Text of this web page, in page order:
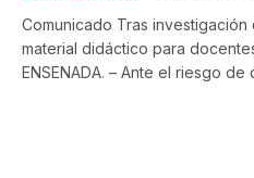
Comunicado Tras investigación
material didáctico para
ENSENADA. – Ante el riesgo